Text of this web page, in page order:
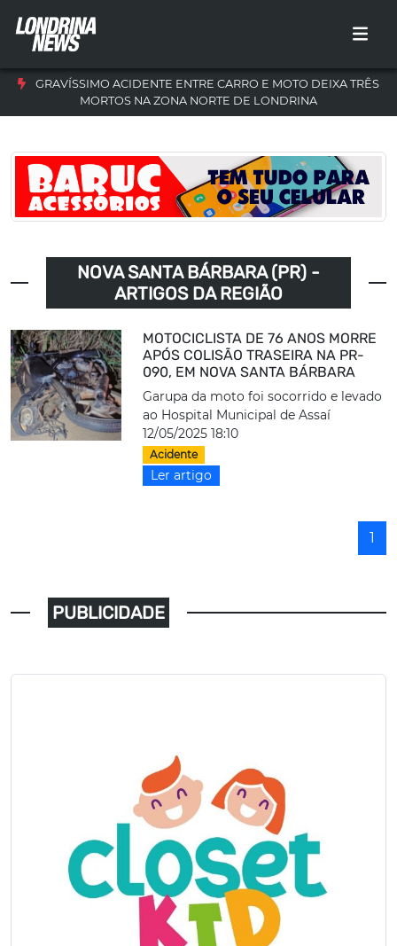
GRAVÍSSIMO ACIDENTE ENTRE CARRO E MOTO DEIXA TRÊS
MORTOS NA ZONA NORTE DE LONDRINA
NOVA SANTA BÁRBARA (PR) -
ARTIGOS DA REGIÃO
MOTOCICLISTA DE 76 ANOS MORRE
APÓS COLISÃO TRASEIRA NA PR-
090, EM NOVA SANTA BÁRBARA
Garupa da moto foi socorrido e levado
ao Hospital Municipal de Assaí
12/05/2025 18:10
Acidente
Ler artigo
1
PUBLICIDADE